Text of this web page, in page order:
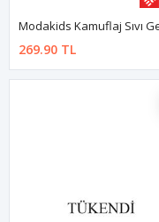
269.90 TL